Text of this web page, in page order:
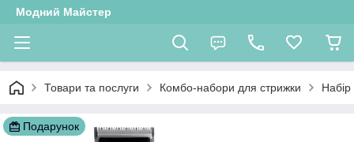
Модний Майстер
Товари та послуги Комбо-набори для стрижки
Подарунок